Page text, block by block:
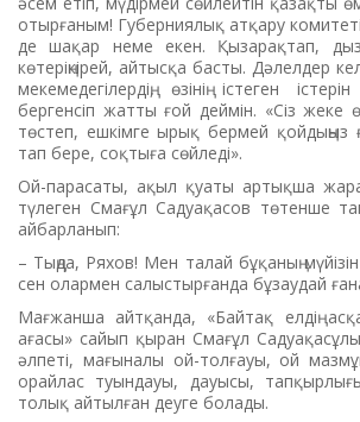
отырғаным! Губерниялық атқару
де шақар неме екен. Қыза­рақтап,
көтеріңкірей, айтысқа басты. Дә­лелдер
мекемедегілердің, өзінің істеген
бергенсіп жатты ғой деймін. «Сіз жеке
төстеп, ешкімге ырық бермей қойдыңыз
тап бере, соқтыға сөйледі».
Ой-парасаты, ақыл қуаты артықша
түлеген Смағұл Садуақасов тө­тенше
айбарланып:
– Тыңда, Ряхов! Мен талай бұқаның
сен олармен салыстырғанда бұзаудай
Мағжанша айтқанда, «Бай­тақ елдің
ағасы» сайып қыран Смағұл
әлпеті, мағыналы ой-толғауы, ой
орайлас туындауы, дауысы,
толық айтылған деуге болады.